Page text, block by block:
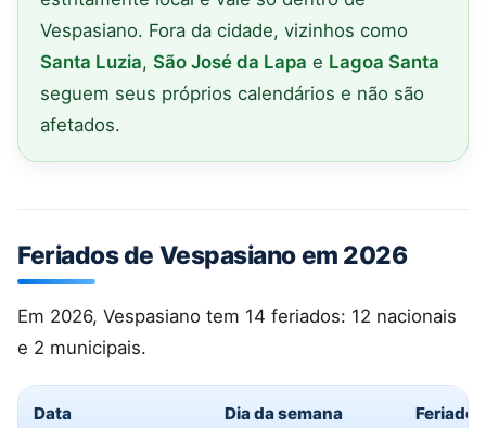
Vespasiano. Fora da cidade, vizinhos como
Santa Luzia, São José da Lapa e Lagoa Santa
seguem seus próprios calendários e não são
afetados.
Feriados de Vespasiano em 2026
Em 2026, Vespasiano tem 14 feriados: 12 nacionais
e 2 municipais.
Data Dia da semana Feriado